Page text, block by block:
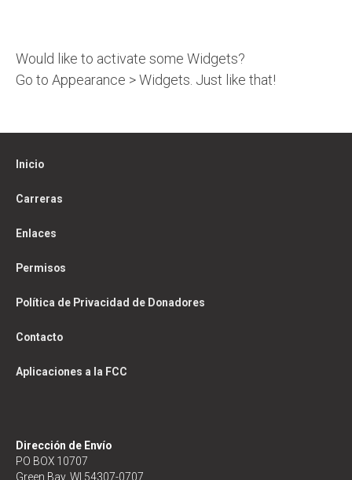
Would like to activate some Widgets?
Go to Appearance > Widgets. Just like that!
Inicio
Carreras
Enlaces
Permisos
Política de Privacidad de Donadores
Contacto
Aplicaciones a la FCC
Dirección de Envío
PO BOX 10707
Green Bay, WI 54307-0707